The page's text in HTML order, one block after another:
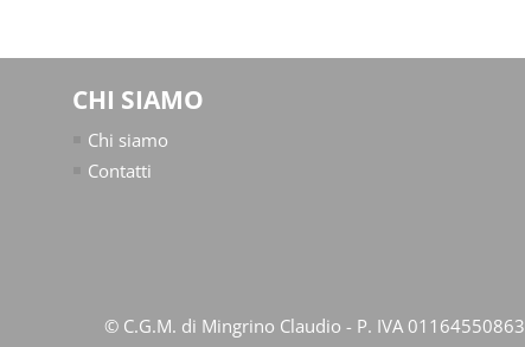
CHI SIAMO
Chi siamo
Contatti
© C.G.M. di Mingrino Claudio - P. IVA 01164550863